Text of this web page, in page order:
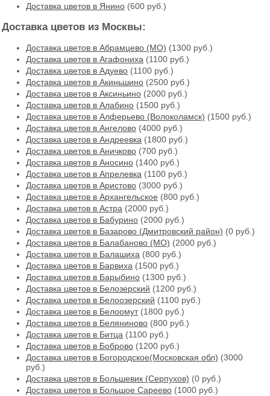
Доставка цветов в Янино (600 руб.)
Доставка цветов из Москвы:
Доставка цветов в Абрамцево (МО) (1300 руб.)
Доставка цветов в Агафониха (1100 руб.)
Доставка цветов в Адуево (1100 руб.)
Доставка цветов в Акиньшино (2500 руб.)
Доставка цветов в Аксиньино (2000 руб.)
Доставка цветов в Алабино (1500 руб.)
Доставка цветов в Алферьево (Волоколамск) (1500 руб.)
Доставка цветов в Ангелово (4000 руб.)
Доставка цветов в Андреевка (1800 руб.)
Доставка цветов в Аничково (700 руб.)
Доставка цветов в Аносино (1400 руб.)
Доставка цветов в Апрелевка (1100 руб.)
Доставка цветов в Аристово (3000 руб.)
Доставка цветов в Архангельское (800 руб.)
Доставка цветов в Астра (2000 руб.)
Доставка цветов в Бабурино (2000 руб.)
Доставка цветов в Базарово (Дмитровский район) (0 руб.)
Доставка цветов в Балабаново (МО) (2000 руб.)
Доставка цветов в Балашиха (800 руб.)
Доставка цветов в Барвиха (1500 руб.)
Доставка цветов в Барыбино (1300 руб.)
Доставка цветов в Белозерский (1200 руб.)
Доставка цветов в Белоозерский (1100 руб.)
Доставка цветов в Белоомут(1800 руб.)
Доставка цветов в Беляниново (800 руб.)
Доставка цветов в Битца (1100 руб.)
Доставка цветов в Боброво (1200 руб.)
Доставка цветов в Богородское(Московская обл) (3000
руб.)
Доставка цветов в Большевик (Серпухов) (0 руб.)
Доставка цветов в Большое Сареево (1000 руб.)